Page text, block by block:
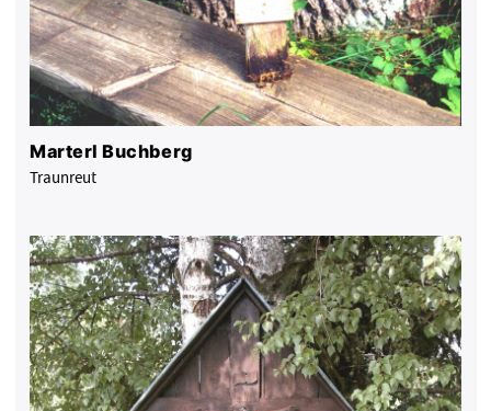
Marterl Buchberg
Traunreut